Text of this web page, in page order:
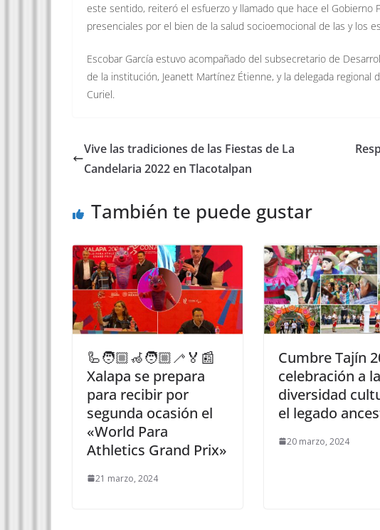
este sentido, reiteró el esfuerzo y llamado que hace el Gobierno
presenciales por el bien de la salud socioemocional de las y los
Escobar García estuvo acompañado del subsecretario de
de la institución, Jeanett Martínez Étienne, y la delegada regional
Curiel.
Vive las tradiciones de las Fiestas de La
Candelaria 2022 en Tlacotalpan
También te puede gustar
🦾🧑🏼‍🦽🧑🏼‍🦯🏅📰
Xalapa se prepara
para recibir por
segunda ocasión el
«World Para
Athletics Grand Prix»
21 marzo, 2024
Cumbre Tajín
celebración a la
diversidad
el legado
20 marzo, 2024